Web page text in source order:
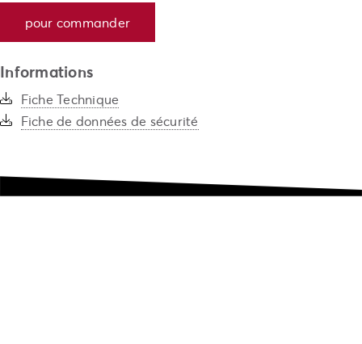
pour commander
Informations
Fiche Technique
Fiche de données de sécurité